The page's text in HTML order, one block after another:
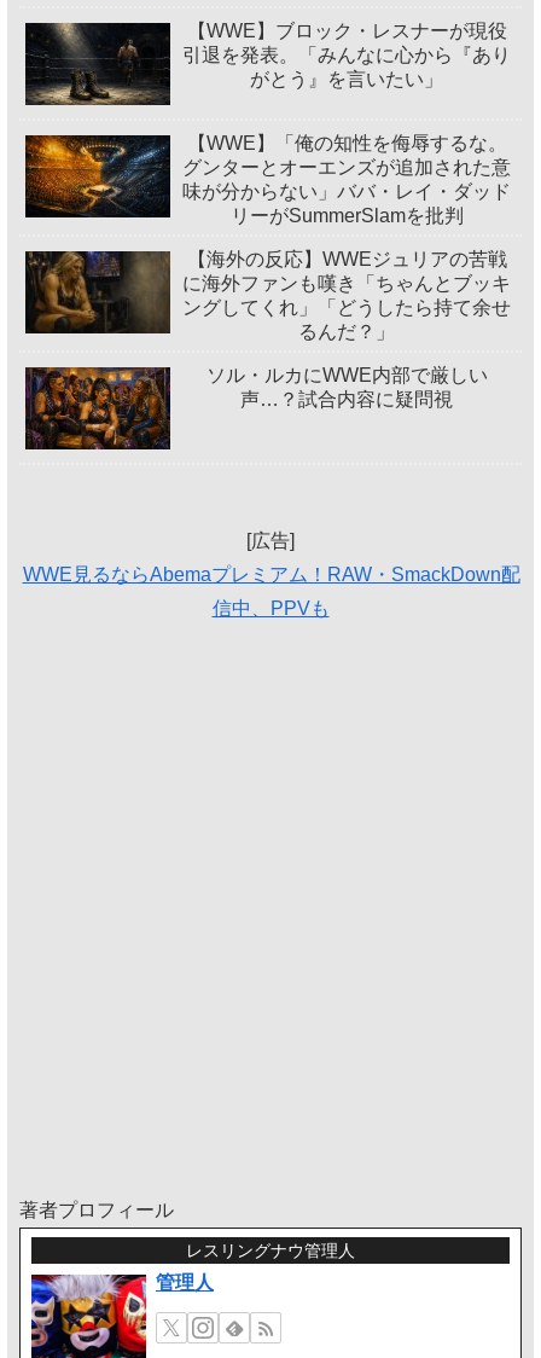
【WWE】ブロック・レスナーが現役
引退を発表。「みんなに心から『あり
がとう』を言いたい」
【WWE】「俺の知性を侮辱するな。
グンターとオーエンズが追加された意
味が分からない」ババ・レイ・ダッド
リーがSummerSlamを批判
【海外の反応】WWEジュリアの苦戦
に海外ファンも嘆き「ちゃんとブッキ
ングしてくれ」「どうしたら持て余せ
るんだ？」
ソル・ルカにWWE内部で厳しい
声…？試合内容に疑問視
[広告]
WWE見るならAbemaプレミアム！RAW・SmackDown配
信中、PPVも
著者プロフィール
レスリングナウ管理人
管理人